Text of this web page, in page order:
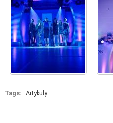
Tags: Artykuły